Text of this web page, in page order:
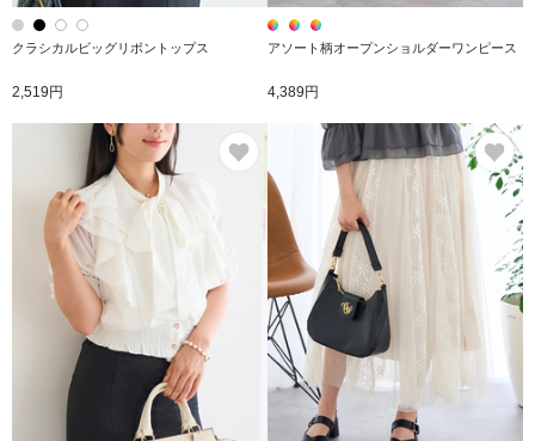
クラシカルビッグリボントップス
2,519円
アソート柄オープンショルダーワンピース
4,389円
お気に入り お